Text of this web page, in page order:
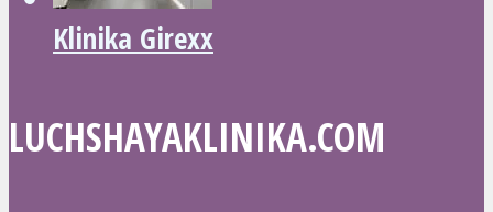
Klinika Girexx
LUCHSHAYAKLINIKA.COM